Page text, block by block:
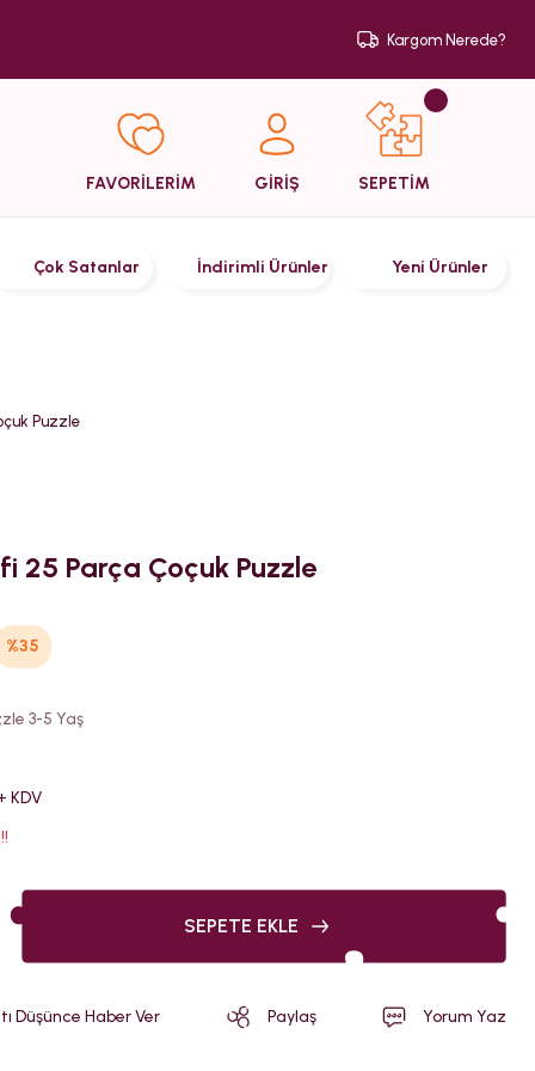
Kargom Nerede?
FAVORİLERİM GİRİŞ SEPETİM
Çok Satanlar İndirimli Ürünler Yeni Ürünler
Puzzle
25 Parça Çoçuk Puzzle
%35
3-5 Yaş
KDV
SEPETE EKLE
Düşünce Haber Ver Paylaş Yorum Yaz